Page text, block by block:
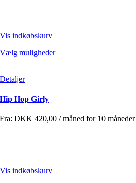
Vis indkøbskurv
Vælg muligheder
Detaljer
Hip Hop Girly
Fra:DKK 420,00 / måned for 10 måneder
Vis indkøbskurv